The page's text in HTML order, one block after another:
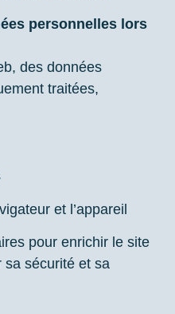
personnelles lors
des données
traitées,
et l’appareil
pour enrichir le site
sa sécurité et sa